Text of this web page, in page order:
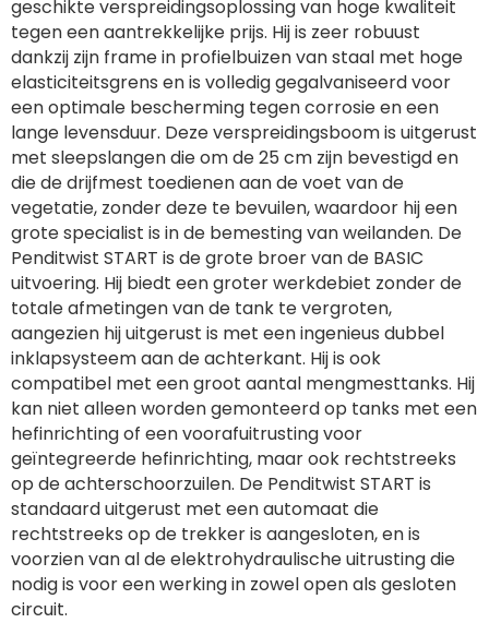
日本語
中文
Português
Türk
العربية
رسید ن
geschikte verspreidingsoplossing van hoge kwaliteit
tegen een aantrekkelijke prijs. Hij is zeer robuust
dankzij zijn frame in profielbuizen van staal met hoge
elasticiteitsgrens en is volledig gegalvaniseerd voor
een optimale bescherming tegen corrosie en een
lange levensduur. Deze verspreidingsboom is uitgerust
met sleepslangen die om de 25 cm zijn bevestigd en
die de drijfmest toedienen aan de voet van de
vegetatie, zonder deze te bevuilen, waardoor hij een
grote specialist is in de bemesting van weilanden. De
Penditwist START is de grote broer van de BASIC
uitvoering. Hij biedt een groter werkdebiet zonder de
totale afmetingen van de tank te vergroten,
aangezien hij uitgerust is met een ingenieus dubbel
inklapsysteem aan de achterkant. Hij is ook
compatibel met een groot aantal mengmesttanks. Hij
kan niet alleen worden gemonteerd op tanks met een
hefinrichting of een voorafuitrusting voor
geïntegreerde hefinrichting, maar ook rechtstreeks
op de achterschoorzuilen. De Penditwist START is
standaard uitgerust met een automaat die
rechtstreeks op de trekker is aangesloten, en is
voorzien van al de elektrohydraulische uitrusting die
nodig is voor een werking in zowel open als gesloten
circuit.